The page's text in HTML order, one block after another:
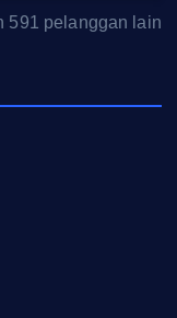
591 pelanggan lain